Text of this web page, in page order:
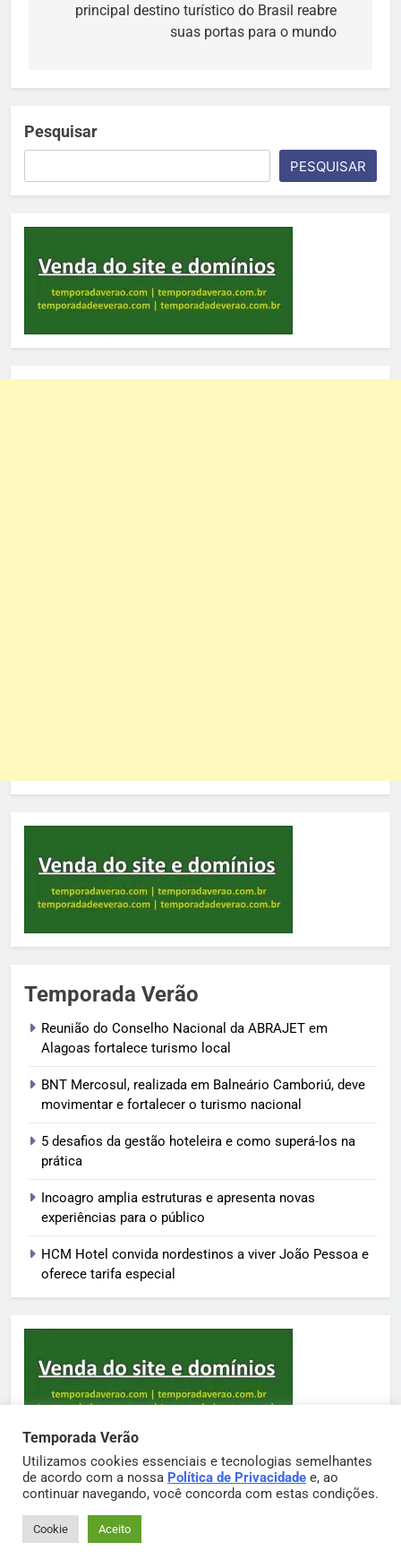
Post
principal destino turístico do Brasil reabre
suas portas para o mundo
Pesquisar
PESQUISAR
Temporada Verão
Reunião do Conselho Nacional da ABRAJET em
Alagoas fortalece turismo local
BNT Mercosul, realizada em Balneário Camboriú, deve
movimentar e fortalecer o turismo nacional
5 desafios da gestão hoteleira e como superá-los na
prática
Incoagro amplia estruturas e apresenta novas
experiências para o público
HCM Hotel convida nordestinos a viver João Pessoa e
oferece tarifa especial
Sortimento Temporada Verão 2026. Powered By
Temporada Verão
Utilizamos cookies essenciais e tecnologias semelhantes
de acordo com a nossa Política de Privacidade e, ao
continuar navegando, você concorda com estas condições.
Cookie Aceito